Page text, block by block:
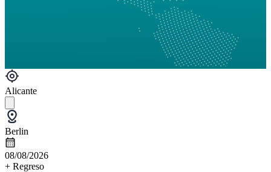
Alicante
Berlin
08/08/2026
+ Regreso